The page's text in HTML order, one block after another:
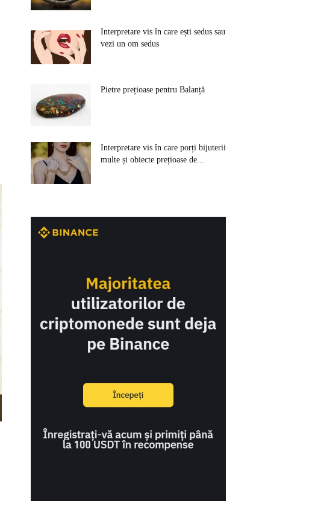
Interpretare vis în care ești sedus sau
vezi un om sedus
Pietre prețioase pentru Balanță
Interpretare vis în care porți bijuterii
multe și obiecte prețioase de...